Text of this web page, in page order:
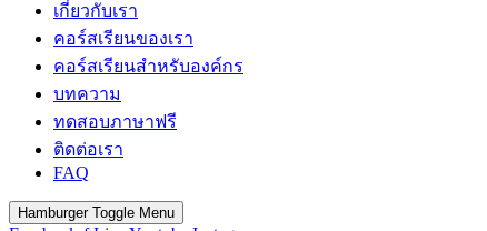
เกี่ยวกับเรา
คอร์สเรียนของเรา
คอร์สเรียนสำหรับองค์กร
บทความ
ทดสอบภาษาฟรี
ติดต่อเรา
FAQ
Hamburger Toggle Menu